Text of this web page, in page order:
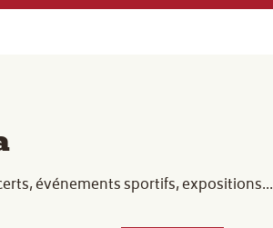
événements sportifs, expositions...